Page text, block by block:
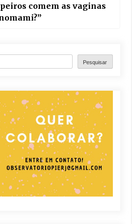
comem as vaginas
Pesquisar